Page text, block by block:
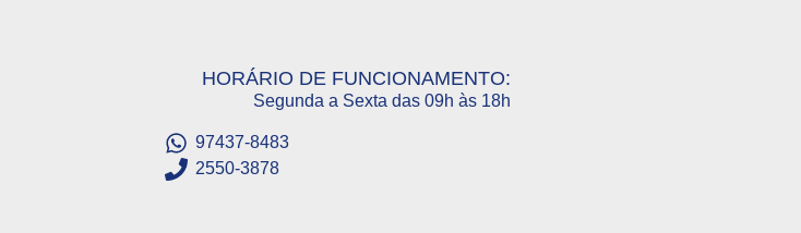
HORÁRIO DE FUNCIONAMENTO:
Segunda a Sexta das 09h às 18h
97437-8483
2550-3878